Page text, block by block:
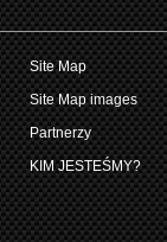
Site Map
Site Map images
Partnerzy
KIM JESTEŚMY?